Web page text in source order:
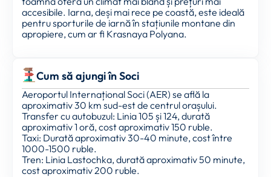
accesibile. Iarna, deși mai rece pe coastă, este ideală
pentru sporturile de iarnă în stațiunile montane din
apropiere, cum ar fi Krasnaya Polyana.
Cum să ajungi în Soci
Aeroportul Internațional Soci (AER) se află la
aproximativ 30 km sud-est de centrul orașului.
Transfer cu autobuzul: Linia 105 și 124, durată
aproximativ 1 oră, cost aproximativ 150 ruble.
Taxi: Durată aproximativ 30-40 minute, cost între
1000-1500 ruble.
Tren: Linia Lastochka, durată aproximativ 50 minute,
cost aproximativ 200 ruble.